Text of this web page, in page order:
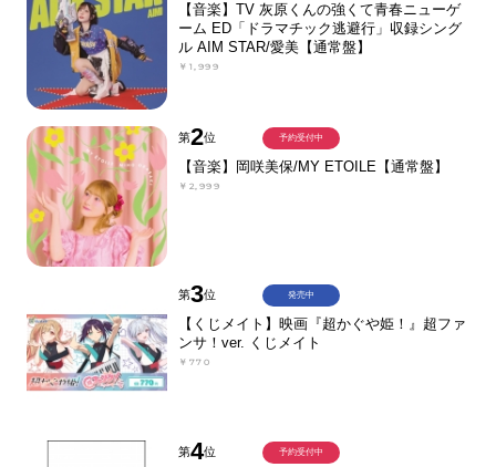
【音楽】TV 灰原くんの強くて青春ニューゲ
ーム ED「ドラマチック逃避行」収録シング
ル AIM STAR/愛美【通常盤】
￥1,999
第2位
【音楽】岡咲美保/MY ETOILE【通常盤】
￥2,999
予約受付中
第3位
【くじメイト】映画『超かぐや姫！』超ファ
ンサ！ver. くじメイト
￥770
発売中
第4位 予約受付中